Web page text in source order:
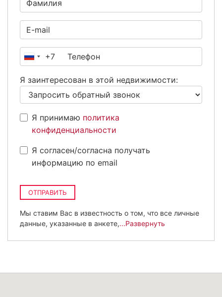
Россия
+7
Я заинтересован в этой недвижимости:
Я принимаю политика
конфиденциальности
Я согласен/согласна получать
информацию по email
ОТПРАВИТЬ
Мы ставим Вас в известность о том, что все личные
данные, указанные в анкете,...Развернуть